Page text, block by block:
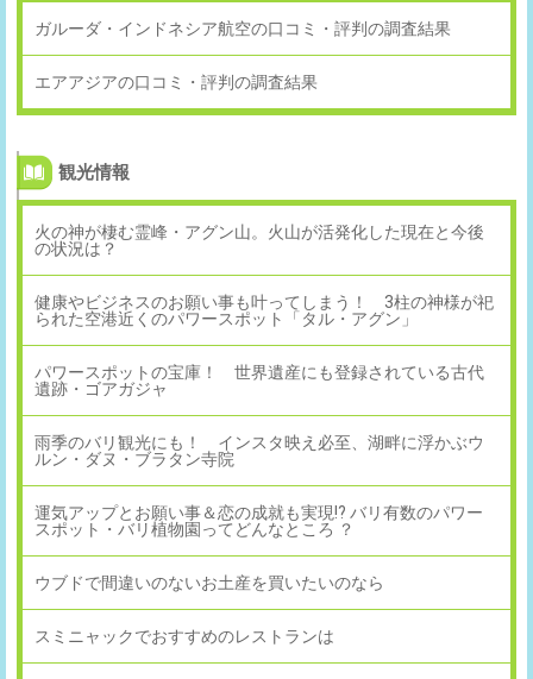
ガルーダ・インドネシア航空の口コミ・評判の調査結果
エアアジアの口コミ・評判の調査結果
観光情報
火の神が棲む霊峰・アグン山。火山が活発化した現在と今後
の状況は？
健康やビジネスのお願い事も叶ってしまう！ 3柱の神様が祀
られた空港近くのパワースポット「タル・アグン」
パワースポットの宝庫！ 世界遺産にも登録されている古代
遺跡・ゴアガジャ
雨季のバリ観光にも！ インスタ映え必至、湖畔に浮かぶウ
ルン・ダヌ・ブラタン寺院
運気アップとお願い事＆恋の成就も実現!? バリ有数のパワー
スポット・バリ植物園ってどんなところ ？
ウブドで間違いのないお土産を買いたいのなら
スミニャックでおすすめのレストランは